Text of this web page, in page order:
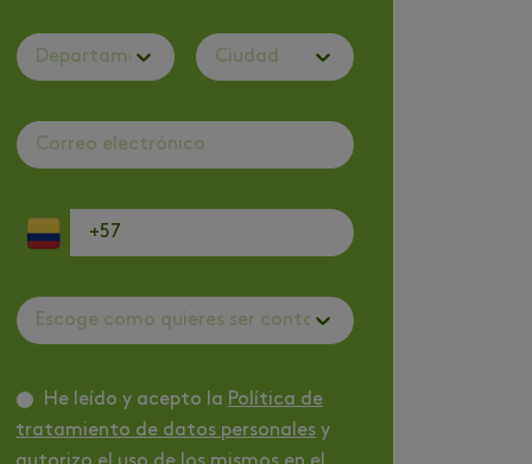
Departamento Ciudad
Escoge como quieres ser contactado
He leído y acepto la Política de
tratamiento de datos personales y